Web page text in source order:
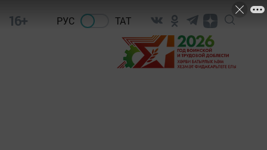
16+ РУС ТАТ